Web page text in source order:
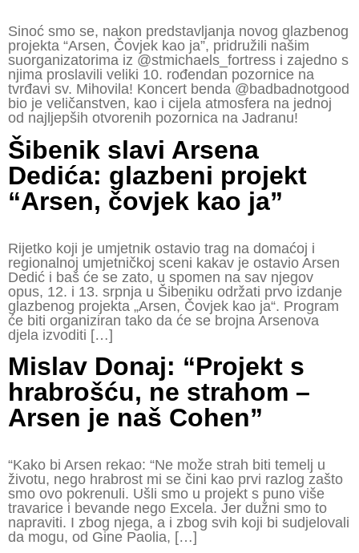
Sinoć smo se, nakon predstavljanja novog glazbenog
projekta “Arsen, Čovjek kao ja”, pridružili našim
suorganizatorima iz @stmichaels_fortress i zajedno s
njima proslavili veliki 1️0. rođendan pozornice na
tvrđavi sv. Mihovila! Koncert benda @badbadnotgood
bio je veličanstven, kao i cijela atmosfera na jednoj
od najljepših otvorenih pozornica na Jadranu!
Šibenik slavi Arsena
Dedića: glazbeni projekt
“Arsen, čovjek kao ja”
Rijetko koji je umjetnik ostavio trag na domaćoj i
regionalnoj umjetničkoj sceni kakav je ostavio Arsen
Dedić i baš će se zato, u spomen na sav njegov
opus, 12. i 13. srpnja u Šibeniku održati prvo izdanje
glazbenog projekta „Arsen, Čovjek kao ja“. Program
će biti organiziran tako da će se brojna Arsenova
djela izvoditi […]
Mislav Donaj: “Projekt s
hrabrošću, ne strahom –
Arsen je naš Cohen”
“Kako bi Arsen rekao: “Ne može strah biti temelj u
životu, nego hrabrost mi se čini kao prvi razlog zašto
smo ovo pokrenuli. Ušli smo u projekt s puno više
travarice i bevande nego Excela. Jer dužni smo to
napraviti. I zbog njega, a i zbog svih koji bi sudjelovali
da mogu, od Gine Paolia, […]